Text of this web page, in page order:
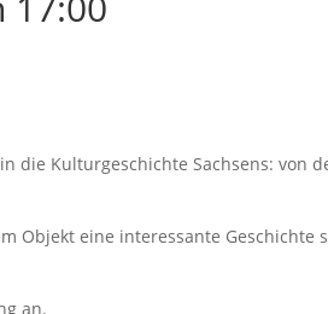
Kulturgeschichte Sachsens:
eine interessante
an.